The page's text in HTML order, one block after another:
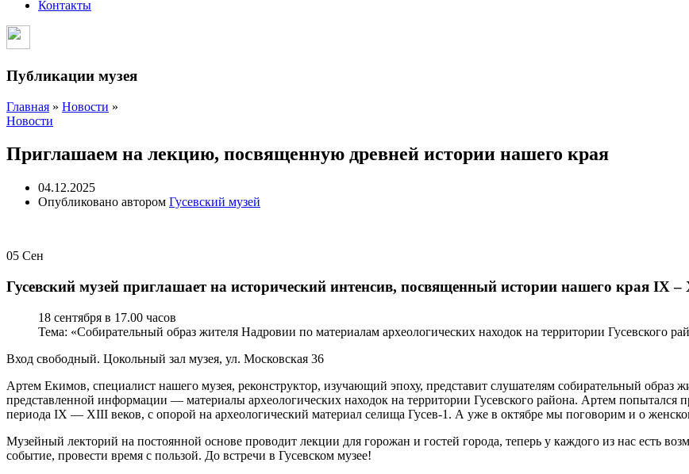
Контакты
Публикации музея
Главная » Новости »
Новости
Приглашаем на лекцию, посвященную древней истории нашего края
04.12.2025
Опубликовано автором Гусевский музей
05 Сен
Гусевский музей приглашает на исторический интенсив, посвященный истории нашего края IX
18 сентября в 17.00 часов
Тема: «Собирательный образ жителя Надровии по материалам археологических находок на территории Гусевского
Вход свободный. Цокольный зал музея, ул. Московская 36
Артем Екимов, специалист нашего музея, реконструктор, изучающий эпоху, представит слушателям собирательный
представленной информации — материалы археологических находок на территории Гусевского района. Артем попытался
периода IX — XIII веков, с опорой на археологический материал селища Гусев-1. А уже в октябре мы поговорим и о
Музейный лекторий на постоянной основе проводит лекции для горожан и гостей города, теперь у каждого из нас есть
событие, провести время с пользой. До встречи в Гусевском музее!